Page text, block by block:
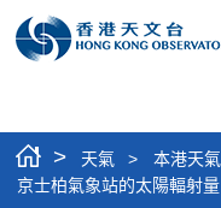
> 天氣 > 本港天氣
京士柏氣象站的太陽輻射量